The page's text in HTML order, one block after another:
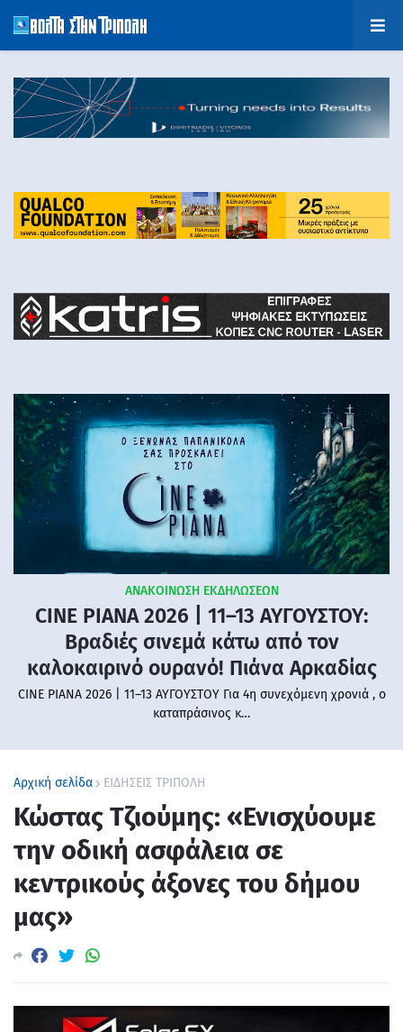
ΑΝΑΚΟΙΝΩΣΗ ΕΚΔΗΛΩΣΕΩΝ
CINE PIANA 2026 | 11–13 ΑΥΓΟΥΣΤΟΥ:
Βραδιές σινεμά κάτω από τον
καλοκαιρινό ουρανό! Πιάνα Αρκαδίας
CINE PIANA 2026 | 11–13 ΑΥΓΟΥΣΤΟΥ Για 4η συνεχόμενη χρονιά , ο
καταπράσινος κ…
Αρχική σελίδα ΕΙΔΗΣΕΙΣ ΤΡΙΠΟΛΗ
Κώστας Τζιούμης: «Ενισχύουμε
την οδική ασφάλεια σε
κεντρικούς άξονες του δήμου
μας»